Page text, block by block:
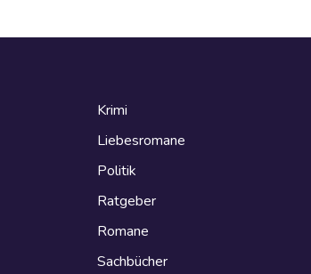
Krimi
Liebesromane
Politik
Ratgeber
Romane
Sachbücher